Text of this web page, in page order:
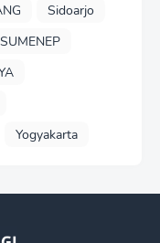
Sidoarjo
SUMENEP
Yogyakarta